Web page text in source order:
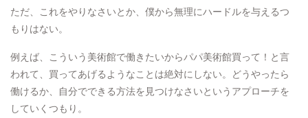
ただ、これをやりなさいとか、僕から無理にハードルを与えるつ
もりはない。
例えば、こういう美術館で働きたいからパパ美術館買って！と言
われて、買ってあげるようなことは絶対にしない。どうやったら
働けるか、自分でできる方法を見つけなさいというアプローチを
していくつもり。